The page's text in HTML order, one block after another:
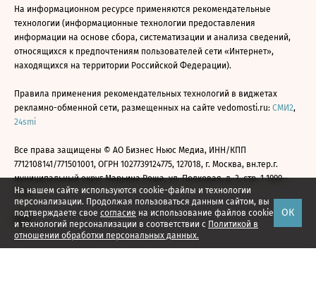
На нашем сайте используются cookie-файлы и технологии
персонализации. Продолжая пользоваться данным сайтом, вы
подтверждаете свое согласие на использование файлов cookie
и технологий персонализации в соответствии с Политикой в
отношении обработки персональных данных.
ОК
На информационном ресурсе применяются рекомендательные
технологии (информационные технологии предоставления
информации на основе сбора, систематизации и анализа сведений,
относящихся к предпочтениям пользователей сети «Интернет»,
находящихся на территории Российской Федерации).
Правила применения рекомендательных технологий в виджетах
рекламно-обменной сети, размещенных на сайте vedomosti.ru: СМИ2,
24smi
Все права защищены © АО Бизнес Ньюс Медиа, ИНН/КПП
7712108141/771501001, ОГРН 1027739124775, 127018, г. Москва, вн.тер.г.
муниципальный округ Марьина Роща, ул. Полковая, д. 3, стр. 1 1999—
2026